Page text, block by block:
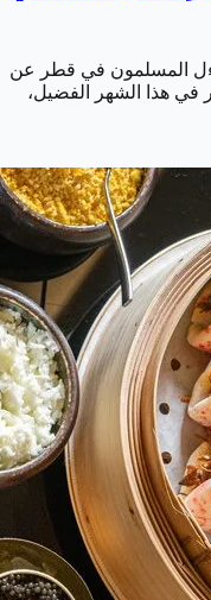
رمضان لعام 2025، يتساءل المسلمون في قطر عن
في هذا الشهر الفضيل،